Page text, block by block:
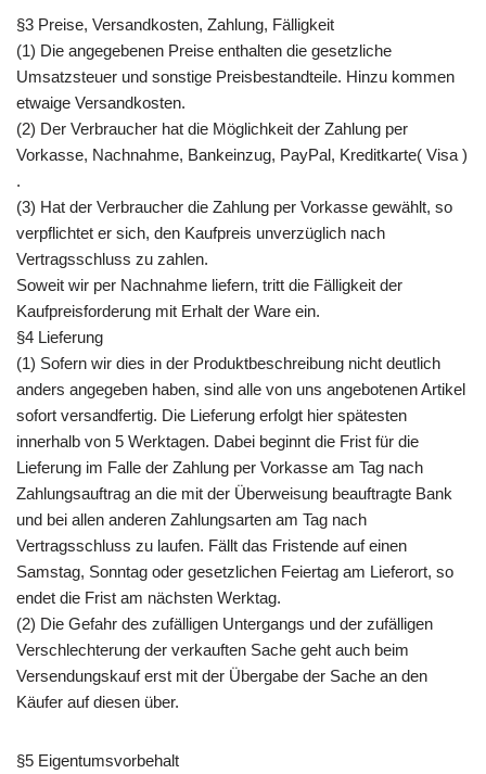
§3 Preise, Versandkosten, Zahlung, Fälligkeit
(1) Die angegebenen Preise enthalten die gesetzliche
Umsatzsteuer und sonstige Preisbestandteile. Hinzu kommen
etwaige Versandkosten.
(2) Der Verbraucher hat die Möglichkeit der Zahlung per
Vorkasse, Nachnahme, Bankeinzug, PayPal, Kreditkarte( Visa )
.
(3) Hat der Verbraucher die Zahlung per Vorkasse gewählt, so
verpflichtet er sich, den Kaufpreis unverzüglich nach
Vertragsschluss zu zahlen.
Soweit wir per Nachnahme liefern, tritt die Fälligkeit der
Kaufpreisforderung mit Erhalt der Ware ein.
§4 Lieferung
(1) Sofern wir dies in der Produktbeschreibung nicht deutlich
anders angegeben haben, sind alle von uns angebotenen Artikel
sofort versandfertig. Die Lieferung erfolgt hier spätesten
innerhalb von 5 Werktagen. Dabei beginnt die Frist für die
Lieferung im Falle der Zahlung per Vorkasse am Tag nach
Zahlungsauftrag an die mit der Überweisung beauftragte Bank
und bei allen anderen Zahlungsarten am Tag nach
Vertragsschluss zu laufen. Fällt das Fristende auf einen
Samstag, Sonntag oder gesetzlichen Feiertag am Lieferort, so
endet die Frist am nächsten Werktag.
(2) Die Gefahr des zufälligen Untergangs und der zufälligen
Verschlechterung der verkauften Sache geht auch beim
Versendungskauf erst mit der Übergabe der Sache an den
Käufer auf diesen über.
§5 Eigentumsvorbehalt